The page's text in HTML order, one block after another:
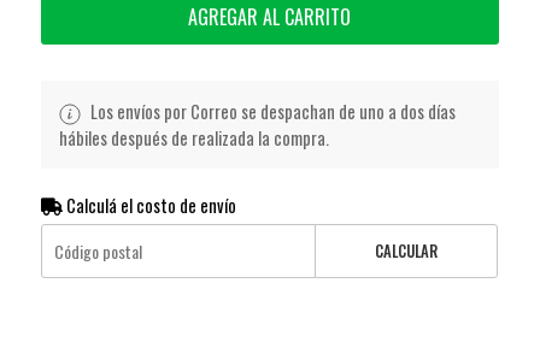
AGREGAR AL CARRITO
Los envíos por Correo se despachan de uno a dos días
hábiles después de realizada la compra.
Calculá el costo de envío
CALCULAR